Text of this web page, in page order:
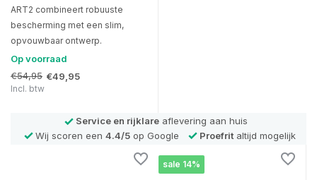
ART2 combineert robuuste
bescherming met een slim,
opvouwbaar ontwerp.
Op voorraad
€54,95 €49,95
Incl. btw
Service en rijklare aflevering aan huis
Wij scoren een 4.4/5op Google Proefritaltijd mogelijk
sale 14%